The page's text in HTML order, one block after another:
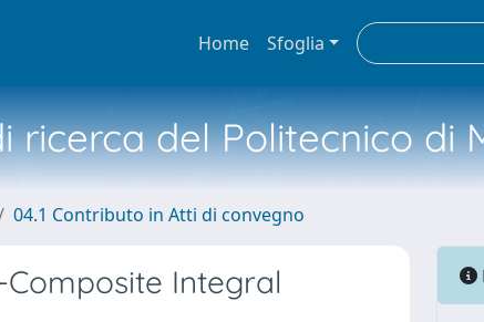
Home Sfoglia
ricerca del Politecnico di
04.1 Contributo in Atti di convegno
Integral